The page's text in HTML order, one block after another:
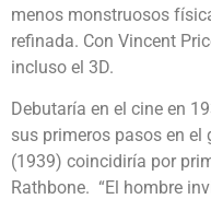
menos monstruosos
refinada. Con Vincent
incluso el 3D.
Debutaría en el cine en
sus primeros pasos en el
(1939) coincidiría por
Rathbone. “El hombre